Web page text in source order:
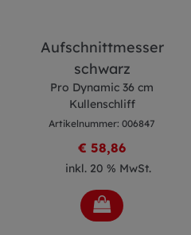
Aufschnittmesser
schwarz
Pro Dynamic 36 cm
Kullenschliff
Artikelnummer: 006847
€ 58,86
inkl. 20 % MwSt.